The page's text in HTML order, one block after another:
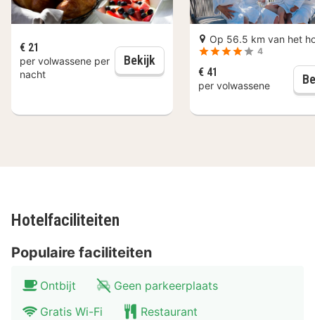
romantische wandelingen langs de Donau of ga
winkelen in de langste winkelstraat van Wenen, de
Simmeringsstraße. De prachtige stad Wenen zal je
inspireren met zijn prachtige straten en gebouwen. Mis
€ 21
per volwassene per
nacht
Bekijk Dagelijks ontbijt
Op 56.5 km van het
4
€ 41
per volwassene
Hotelfaciliteiten
Populaire faciliteiten
Ontbijt
Geen parkeerplaats
Gratis Wi-Fi
Restaurant